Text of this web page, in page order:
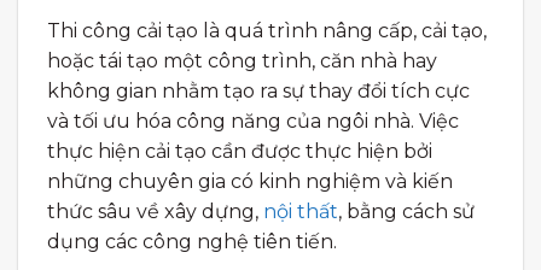
Thi công cải tạo là quá trình nâng cấp, cải tạo,
hoặc tái tạo một công trình, căn nhà hay
không gian nhằm tạo ra sự thay đổi tích cực
và tối ưu hóa công năng của ngôi nhà. Việc
thực hiện cải tạo cần được thực hiện bởi
những chuyên gia có kinh nghiệm và kiến
thức sâu về xây dựng, nội thất, bằng cách sử
dụng các công nghệ tiên tiến.